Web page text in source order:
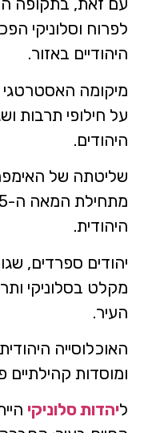
לפרוח וסלוניקי
היהודיים באזור.
מיקומה
על חילופי תרבות
היהודים.
שליטתה של
היהודית.
מקלט בסלוניקי
העיר.
האוכלוסייה
ומוסדות קהילתיים
ליהדות סלוניקי